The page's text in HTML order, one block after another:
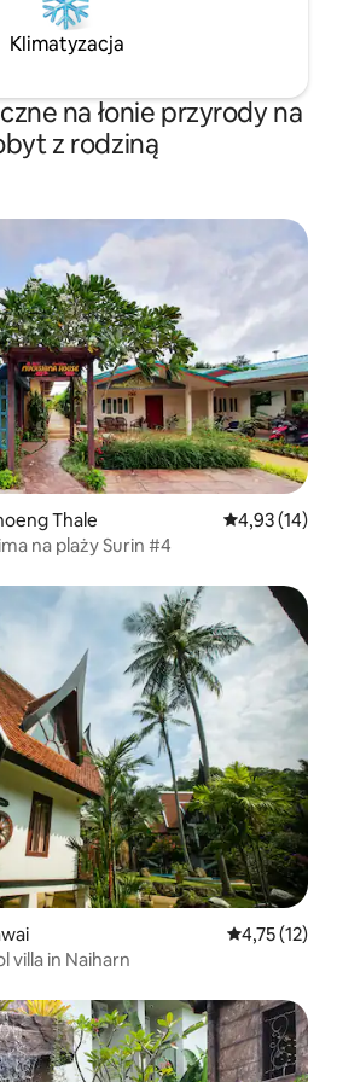
Klimatyzacja
na łonie przyrody na
z rodziną
Thale Średnia
4,93 (14)
na plaży Surin #4
Średnia
4,75 (12)
villa in Naiharn